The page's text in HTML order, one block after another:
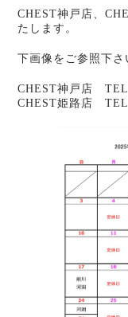
CHEST神戸店、
たします。
下画像をご参照下さ
CHEST神戸店 TEL
CHEST姫路店 TEL